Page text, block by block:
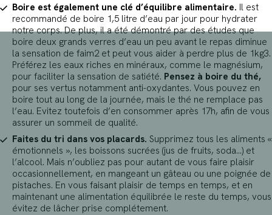
Boire est également une clé d’équilibre alimentaire. Il est
recommandé de boire 1,5 litre d’eau par jour pour hydrater
notre corps. De plus, il a été démontré par des études que
boire deux grands verres d’eau un peu avant le repas diminue
la sensation de faim2 et peut vous aider à perdre plus de 1kg3.
Préférez les eaux riches en minéraux, comme le magnésium,
pour faciliter la sensation de satiété. Pensez à boire du thé,
pour ses vertus notamment anti-oxydantes. Vous pouvez en
boire tout au long de la journée, mais le thé ne remplace pas
l’eau. Evitez toutefois d’en consommer après 17h, afin de vous
assurer un sommeil de qualité.
Faites du tri dans vos placards. Supprimez tous les aliments «
émotionnels », les boissons sucrées (jus de fruits, soda…) et
l’alcool. Mais n’oubliez pas pour autant de vous faire plaisir
occasionnellement, en mangeant un gâteau ou une poignée de
pistaches. En vous faisant plaisir de temps en temps, et en
maintenant une alimentation équilibrée le reste du temps, vous
évitez de lâcher prise complétement.